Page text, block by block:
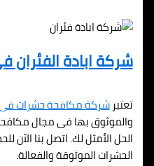
شركة ابادة
تعتبرشركة مكافحة حشرات فى
والموثوق بها فى مجال
الحل الأمثل لك. اتصل بنا
الحشرات الموثوقة والفعالة.